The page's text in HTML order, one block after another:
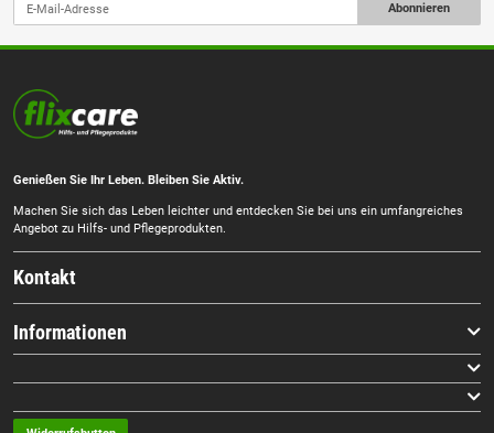
Abonnieren
Genießen Sie Ihr Leben. Bleiben Sie Aktiv.
Machen Sie sich das Leben leichter und entdecken Sie bei uns ein umfangreiches
Angebot zu Hilfs- und Pflegeprodukten.
Kontakt
Informationen